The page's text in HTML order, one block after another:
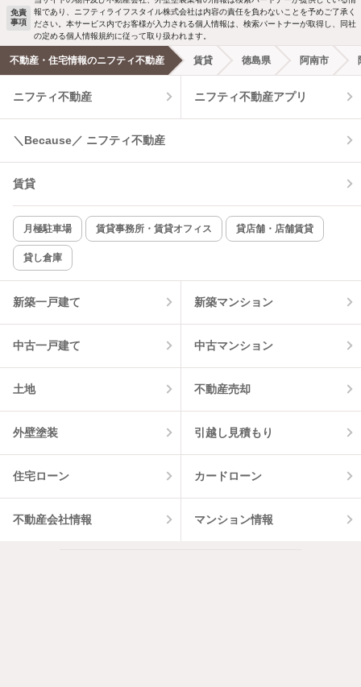
免責
事項
報であり、ニフティライフスタイル株式会社は内容の責任を負わないことを予めご了承く
ださい。本サービス内でお客様が入力される個人情報は、検索パートナーが取得し、同社
の定める個人情報規約に従って取り扱われます。
不動産・住宅情報のニフティ不動産 賃貸 徳島県 阿南市
ニフティ不動産 ニフティ不動産アプリ
＼Because／ ニフティ不動産
賃貸
月極駐車場 賃貸事務所・賃貸オフィス 貸店舗・店舗賃貸
貸し倉庫
新築一戸建て 新築マンション
中古一戸建て 中古マンション
土地 不動産売却
外壁塗装 引越し見積もり
住宅ローン カードローン
不動産会社情報 マンション情報